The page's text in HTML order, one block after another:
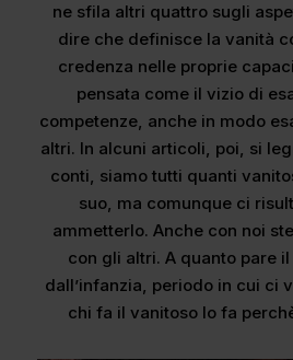
ne sfila altri quattro sugli
dire che definisce la vanità
credenza nelle proprie
pensata come il vizio di
competenze, anche in modo
altri. In alcuni articoli, poi, si
conti, siamo tutti quanti
suo, ma comunque ci
ammetterlo. Anche con noi
con gli altri. A quanto pare
dall’infanzia, periodo in cui ci
chi fa il vanitoso lo fa